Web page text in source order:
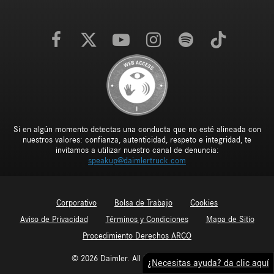
Si en algún momento detectas una conducta que no esté alineada con
nuestros valores: confianza, autenticidad, respeto e integridad, te
invitamos a utilizar nuestro canal de denuncia:
speakup@daimlertruck.com
Corporativo Bolsa de Trabajo
Cookies
Aviso de Privacidad
Términos y Condiciones
Mapa de Sitio
Procedimiento Derechos ARCO
© 2026 Daimler. All Rights Reserved.¿Necesitas ayuda? da clic aquí